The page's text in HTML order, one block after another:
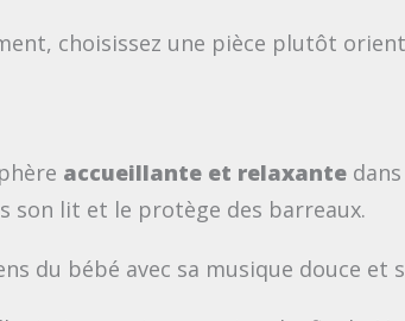
choisissez une pièce plutôt
accueillante et relaxante
son lit et le protège des barreaux.
du bébé avec sa musique douce et